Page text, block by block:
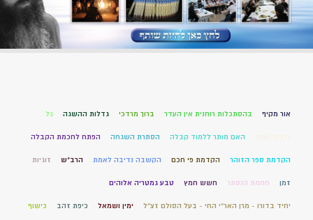
אור מקיף בהסתכלות רוחנית אין העדר ברוך מרדכי גדלות ההשגה גל
גלגולי שלג האם מותר ללמוד קבלה הסתרת השגחה הפתח לחכמת הקבלה
הקדמת ספר הזוהר הקדמת פי חכם הקשבה נדיבה לאמת הרב"ש זוגיות
זמן חחמת הנסתר חשש חמץ טבע גמטריה אלוהים
יחיד בדורו - מרן האר"י החי - בעל הסולם זצ"ל ימין ושמאל כיפת זהב כישוף